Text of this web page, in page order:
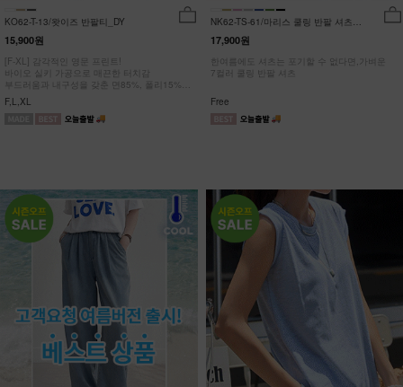
KO62-T-13/왓이즈 반팔티_DY
15,900원
[F-XL] 감각적인 영문 프린트!
바이오 실키 가공으로 매끈한 터치감
부드러움과 내구성을 갖춘 면85%, 폴리15%
#NAK MADE.
F,L,XL
NK62-TS-61/마리스 쿨링 반팔 셔츠
_HR
17,900원
한여름에도 셔츠는 포기할 수 없다면,가벼운
7컬러 쿨링 반팔 셔츠
Free